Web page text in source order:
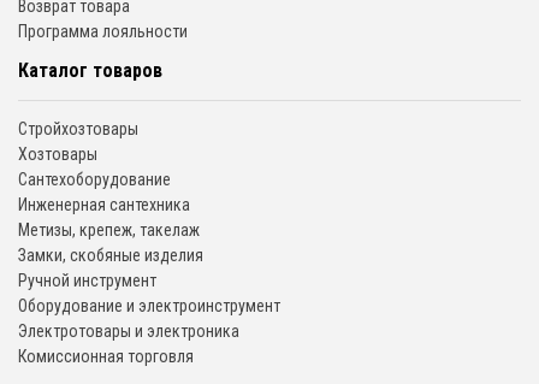
Возврат товара
Программа лояльности
Каталог товаров
Стройхозтовары
Хозтовары
Сантехоборудование
Инженерная сантехника
Метизы, крепеж, такелаж
Замки, скобяные изделия
Ручной инструмент
Оборудование и электроинструмент
Электротовары и электроника
Комиссионная торговля